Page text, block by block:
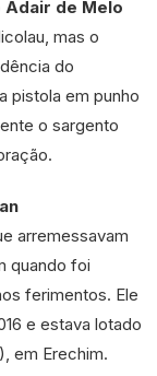
de Melo
mas o
do
pistola em punho
o sargento
arremessavam
quando foi
ferimentos. Ele
e estava lotado
em Erechim.